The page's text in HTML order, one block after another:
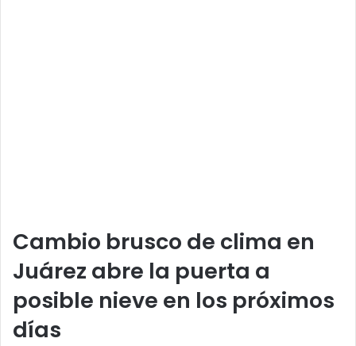
Cambio brusco de clima en
Juárez abre la puerta a
posible nieve en los próximos
días